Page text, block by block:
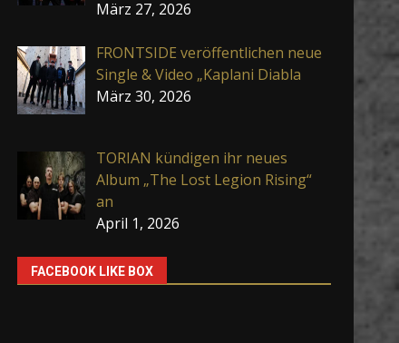
März 27, 2026
FRONTSIDE veröffentlichen neue
Single & Video „Kaplani Diabla
März 30, 2026
TORIAN kündigen ihr neues
Album „The Lost Legion Rising“
an
April 1, 2026
FACEBOOK LIKE BOX